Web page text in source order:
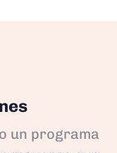
un programa